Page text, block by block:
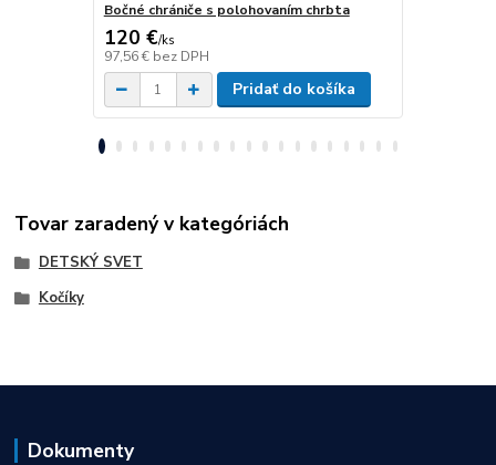
Bočné chrániče s polohovaním chrbta
120 €/ks
97,56 € bez DPH
Pridať do košíka
Tovar zaradený v kategóriách
DETSKÝ SVET
Kočíky
Dokumenty